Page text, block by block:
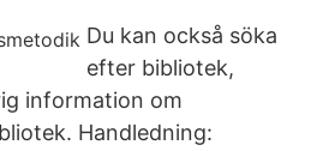
Du kan också söka
efter bibliotek,
information om
Handledning: